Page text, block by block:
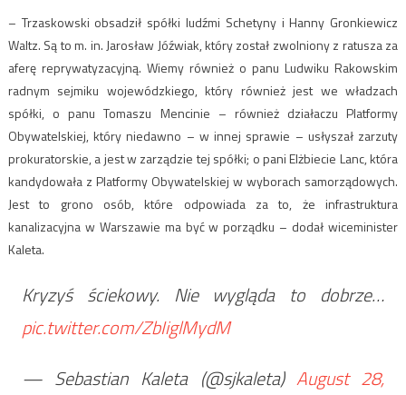
– Trzaskowski obsadził spółki ludźmi Schetyny i Hanny Gronkiewicz
Waltz. Są to m. in. Jarosław Jóźwiak, który został zwolniony z ratusza za
aferę reprywatyzacyjną. Wiemy również o panu Ludwiku Rakowskim
radnym sejmiku wojewódzkiego, który również jest we władzach
spółki, o panu Tomaszu Mencinie – również działaczu Platformy
Obywatelskiej, który niedawno – w innej sprawie – usłyszał zarzuty
prokuratorskie, a jest w zarządzie tej spółki; o pani Elżbiecie Lanc, która
kandydowała z Platformy Obywatelskiej w wyborach samorządowych.
Jest to grono osób, które odpowiada za to, że infrastruktura
kanalizacyjna w Warszawie ma być w porządku – dodał wiceminister
Kaleta.
Kryzyś ściekowy. Nie wygląda to dobrze…
pic.twitter.com/ZbIiglMydM
— Sebastian Kaleta (@sjkaleta) August 28,